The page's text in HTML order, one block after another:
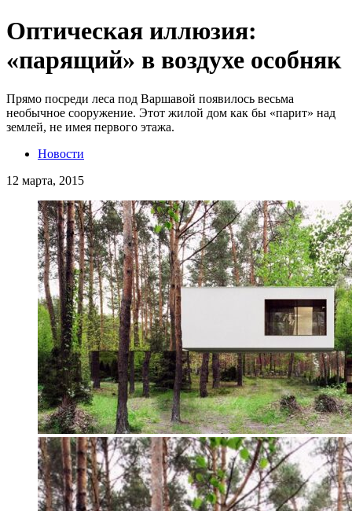
Оптическая иллюзия:
«парящий» в воздухе особняк
Прямо посреди леса под Варшавой появилось весьма
необычное сооружение. Этот жилой дом как бы «парит» над
землей, не имея первого этажа.
Новости
12 марта, 2015